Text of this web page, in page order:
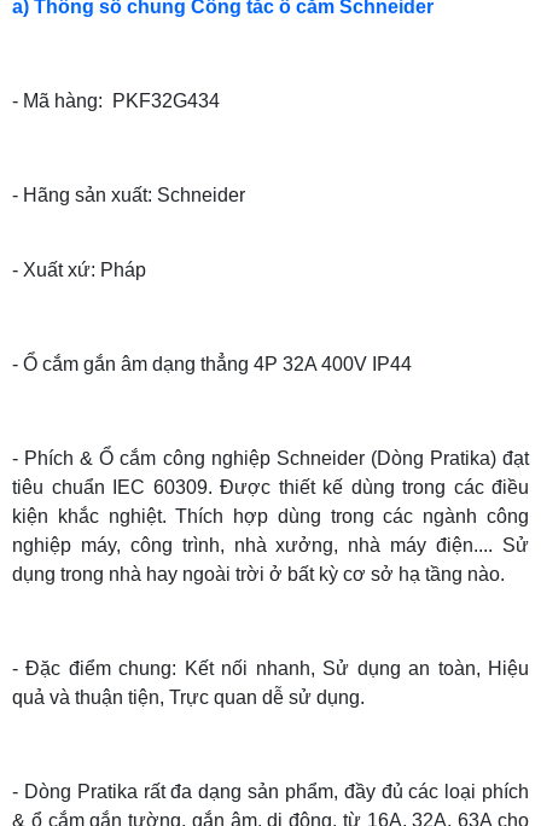
a) Thông số chung Công tắc ổ cắm Schneider
- Mã hàng: PKF32G434
- Hãng sản xuất: Schneider
- Xuất xứ: Pháp
- Ổ cắm gắn âm dạng thẳng 4P 32A 400V IP44
- Phích & Ổ cắm công nghiệp Schneider (Dòng Pratika) đạt
tiêu chuẩn IEC 60309. Được thiết kế dùng trong các điều
kiện khắc nghiệt. Thích hợp dùng trong các ngành công
nghiệp máy, công trình, nhà xưởng, nhà máy điện.... Sử
dụng trong nhà hay ngoài trời ở bất kỳ cơ sở hạ tầng nào.
- Đặc điểm chung: Kết nối nhanh, Sử dụng an toàn, Hiệu
quả và thuận tiện, Trực quan dễ sử dụng.
- Dòng Pratika rất đa dạng sản phẩm, đầy đủ các loại phích
& ổ cắm gắn tường, gắn âm, di động, từ 16A, 32A, 63A cho